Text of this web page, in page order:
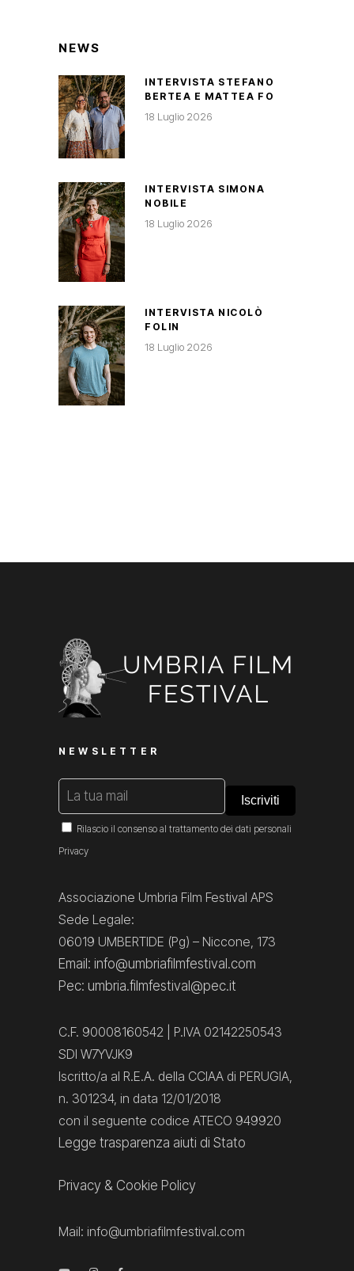
NEWS
INTERVISTA STEFANO
BERTEA E MATTEA FO
18 Luglio 2026
INTERVISTA SIMONA
NOBILE
18 Luglio 2026
INTERVISTA NICOLÒ
FOLIN
18 Luglio 2026
NEWSLETTER
Rilascio il consenso al trattamento dei dati personali
Privacy
Associazione Umbria Film Festival APS
Sede Legale:
06019 UMBERTIDE (Pg) – Niccone, 173
Email: info@umbriafilmfestival.com
Pec: umbria.filmfestival@pec.it
C.F. 90008160542 | P.IVA 02142250543
SDI W7YVJK9
Iscritto/a al R.E.A. della CCIAA di PERUGIA,
n. 301234, in data 12/01/2018
con il seguente codice ATECO 949920
Legge trasparenza aiuti di Stato
Privacy & Cookie Policy
Mail: info@umbriafilmfestival.com